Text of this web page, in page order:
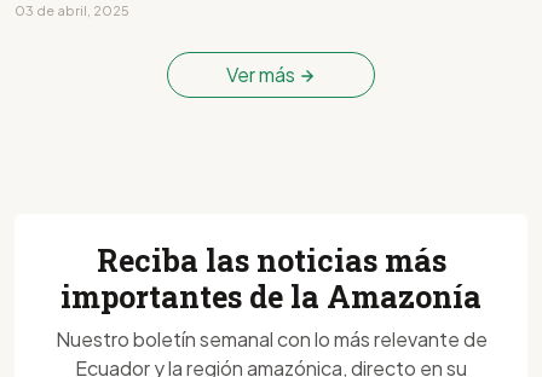
03 de abril, 2025
Ver más
Reciba las noticias más
importantes de la Amazonía
Nuestro boletín semanal con lo más relevante de
Ecuador y la región amazónica, directo en su